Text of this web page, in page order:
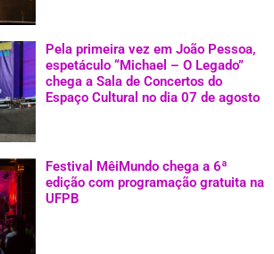
Pela primeira vez em João Pessoa,
espetáculo “Michael – O Legado”
chega a Sala de Concertos do
Espaço Cultural no dia 07 de agosto
Festival MêiMundo chega a 6ª
edição com programação gratuita na
UFPB